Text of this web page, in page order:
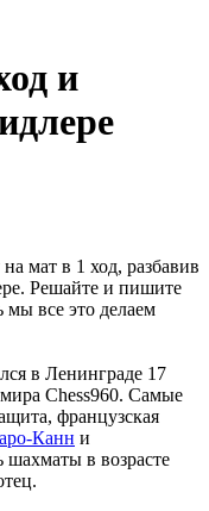
и
мат в 1 ход, разбавив
Решайте и пишите
мы все это делаем
в Ленинграде 17
Chess960. Самые
французская
Канн и
шахматы в возрасте